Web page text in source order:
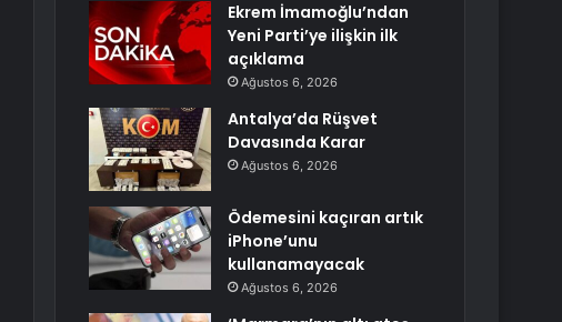
Ekrem İmamoğlu’ndan
Yeni Parti’ye ilişkin ilk
açıklama
Ağustos 6, 2026
Antalya’da Rüşvet
Davasında Karar
Ağustos 6, 2026
Ödemesini kaçıran artık
iPhone’unu
kullanamayacak
Ağustos 6, 2026